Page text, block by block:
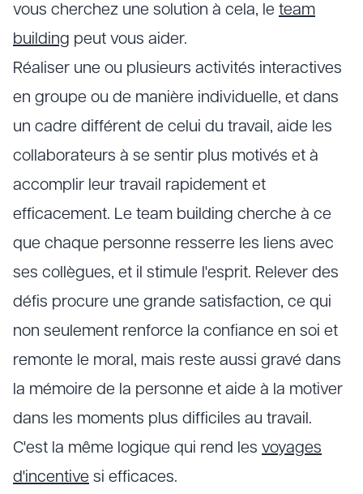
vous cherchez une solution à cela, le team
building peut vous aider.
Réaliser une ou plusieurs activités interactives
en groupe ou de manière individuelle, et dans
un cadre différent de celui du travail, aide les
collaborateurs à se sentir plus motivés et à
accomplir leur travail rapidement et
efficacement. Le team building cherche à ce
que chaque personne resserre les liens avec
ses collègues, et il stimule l'esprit. Relever des
défis procure une grande satisfaction, ce qui
non seulement renforce la confiance en soi et
remonte le moral, mais reste aussi gravé dans
la mémoire de la personne et aide à la motiver
dans les moments plus difficiles au travail.
C'est la même logique qui rend les voyages
d'incentive si efficaces.